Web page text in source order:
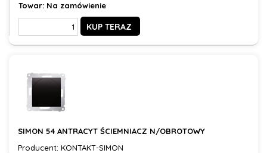
Towar: Na zamówienie
KUP TERAZ
SIMON 54 ANTRACYT ŚCIEMNIACZ N/OBROTOWY
Producent: KONTAKT-SIMON